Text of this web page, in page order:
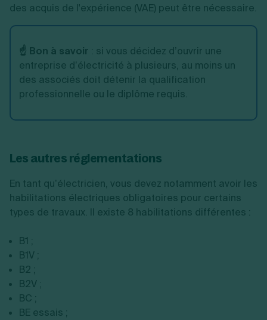
des acquis de l'expérience (VAE) peut être nécessaire.
☝️ Bon à savoir : si vous décidez d’ouvrir une
entreprise d’électricité à plusieurs, au moins un
des associés doit détenir la qualification
professionnelle ou le diplôme requis.
Les autres réglementations
En tant qu’électricien, vous devez notamment avoir les
habilitations électriques obligatoires pour certains
types de travaux. Il existe 8 habilitations différentes :
B1 ;
B1V ;
B2 ;
B2V ;
BC ;
BE essais ;